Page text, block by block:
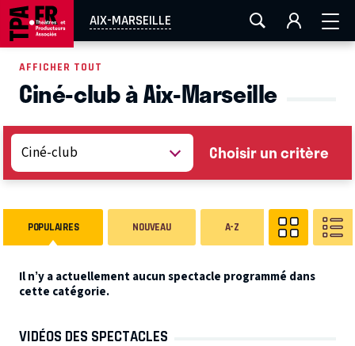
AIX-MARSEILLE
AIX-MARSEILLE AURAY LA ROCHELLE
EN TOURNÉE
AFFICHER TOUT
Ciné-club à Aix-Marseille
Choisir un critère
POPULAIRES NOUVEAU A-Z
Il n’y a actuellement aucun spectacle programmé dans
cette catégorie.
VIDÉOS DES SPECTACLES